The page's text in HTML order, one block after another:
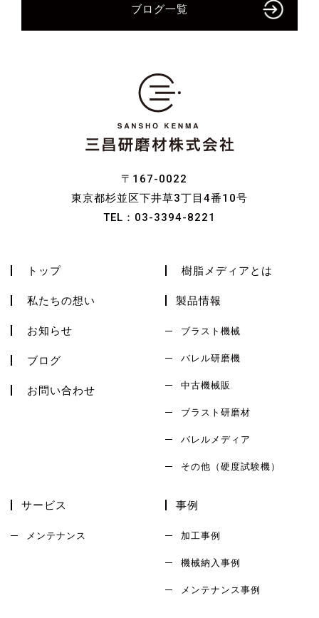
ブログ一覧
〒167-0022
東京都杉並区下井草3丁目4番10号
TEL： 03-3394-8221
トップ
私たちの想い
お知らせ
ブログ
お問い合わせ
樹脂メディアとは
製品情報
ブラスト機械
バレル研磨機
中古機械販
ブラスト研磨材
バレルメディア
その他（硬度試験機）
サービス
メンテナンス
事例
加工事例
機械納入事例
メンテナンス事例